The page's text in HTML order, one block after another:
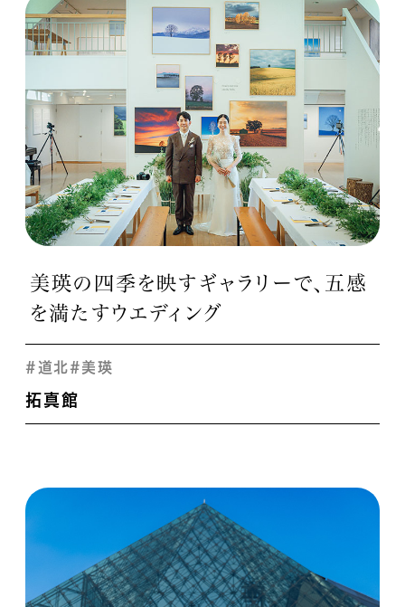
美瑛の四季を映すギャラリーで、五感
を満たすウエディング
#道北#美瑛
拓真館